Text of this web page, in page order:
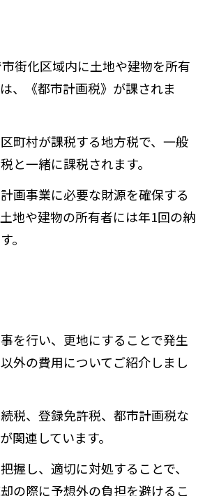
街化区域内に土地や建物を所有
、《都市計画税》が課されま
町村が課税する地方税で、一般
と一緒に課税されます。
画事業に必要な財源を確保する
地や建物の所有者には年1回の納
。
を行い、更地にすることで発生
外の費用についてご紹介しまし
税、登録免許税、都市計画税な
関連しています。
握し、適切に対処することで、
の際に予想外の負担を避けるこ